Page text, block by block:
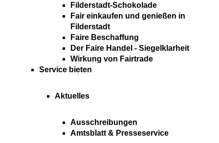
Filderstadt-Schokolade
Fair einkaufen und genießen in
Filderstadt
Faire Beschaffung
Der Faire Handel - Siegelklarheit
Wirkung von Fairtrade
Service bieten
Aktuelles
Ausschreibungen
Amtsblatt & Presseservice